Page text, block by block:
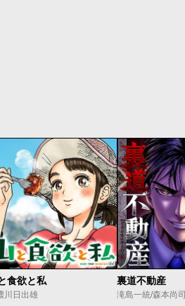
食欲と私
川日出雄
裏道不動産
滝島一統/森本尚司